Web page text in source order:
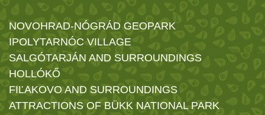
NOVOHRAD-NÓGRÁD GEOPARK
IPOLYTARNÓC VILLAGE
SALGÓTARJÁN AND SURROUNDINGS
HOLLÓKŐ
FIĽAKOVO AND SURROUNDINGS
ATTRACTIONS OF BÜKK NATIONAL PARK